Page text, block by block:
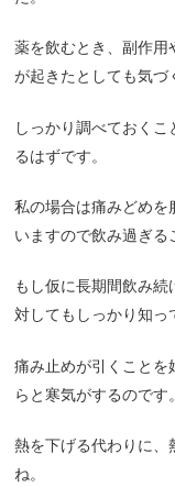
薬を飲むとき、副作用
が起きたとしても気づ
しっかり調べておく
るはずです。
私の場合は痛みどめを
いますので飲み過ぎる
もし仮に長期間飲み
対してもしっかり知っ
痛み止めが引くことを
らと寒気がするのです。
熱を下げる代わりに、
ね。